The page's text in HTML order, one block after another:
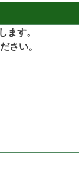
ます。
さい。